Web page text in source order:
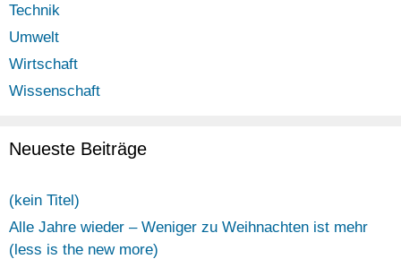
Technik
Umwelt
Wirtschaft
Wissenschaft
Neueste Beiträge
(kein Titel)
Alle Jahre wieder – Weniger zu Weihnachten ist mehr
(less is the new more)